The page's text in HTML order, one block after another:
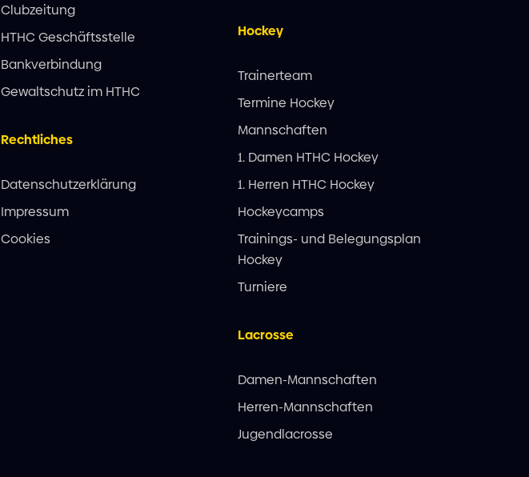
Clubzeitung
HTHC Geschäftsstelle
Bankverbindung
Gewaltschutz im HTHC
Rechtliches
Datenschutzerklärung
Impressum
Cookies
Hockey
Trainerteam
Termine Hockey
Mannschaften
1. Damen HTHC Hockey
1. Herren HTHC Hockey
Hockeycamps
Trainings- und Belegungsplan
Hockey
Turniere
Lacrosse
Damen-Mannschaften
Herren-Mannschaften
Jugendlacrosse